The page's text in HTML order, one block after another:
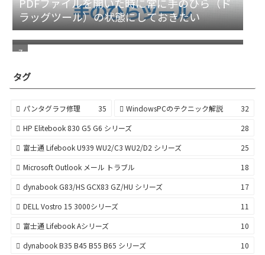
ラッグツール）の状態にしておきたい
シャカシャカ？というファンの異音 ファンの
熱による変形 FB06004H05SPA
タグ
パンタグラフ修理 35 WindowsPCのテクニック解説
32
HP Elitebook 830 G5 G6 シリーズ
28
富士通 Lifebook U939 WU2/C3 WU2/D2 シリーズ
25
Microsoft Outlook メール トラブル
18
dynabook G83/HS GCX83 GZ/HU シリーズ
17
DELL Vostro 15 3000シリーズ
11
富士通 Lifebook Aシリーズ
10
dynabook B35 B45 B55 B65 シリーズ
10